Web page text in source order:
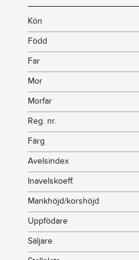
Kön
Född
Far
Mor
Morfar
Reg. nr.
Färg
Avelsindex
Inavelskoeff.
Mankhöjd/korshöjd
Uppfödare
Säljare